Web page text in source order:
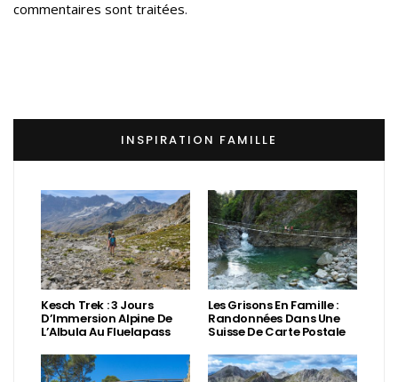
commentaires sont traitées.
INSPIRATION FAMILLE
Kesch Trek : 3 Jours
D’Immersion Alpine De
L’Albula Au Fluelapass
Les Grisons En Famille :
Randonnées Dans Une
Suisse De Carte Postale